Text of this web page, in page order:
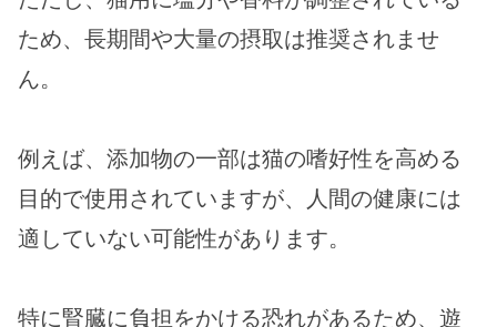
ため、長期間や大量の摂取は推奨されませ
ん。
例えば、添加物の一部は猫の嗜好性を高める
目的で使用されていますが、人間の健康には
適していない可能性があります。
特に腎臓に負担をかける恐れがあるため、遊